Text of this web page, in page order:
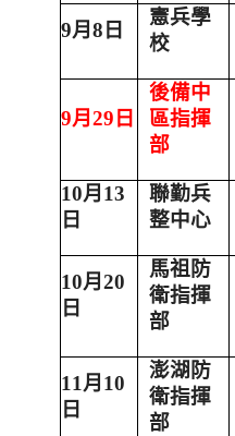
9月 8 日
憲兵學
校
9月 29 日
後備中
區指揮
部
10月 13
日
聯勤兵
整中心
10月 20
日
馬祖防
衛指揮
部
11月 10
日
澎湖防
衛指揮
部